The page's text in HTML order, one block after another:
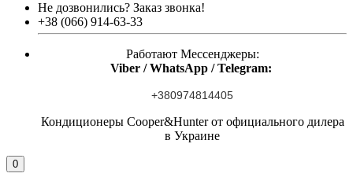
Не дозвонились? Заказ звонка!
+38 (066) 914-63-33
Работают Мессенджеры:
Viber / WhatsApp / Telegram:
+380974814405
Кондиционеры Cooper&Hunter от официального дилера
в Украине
0